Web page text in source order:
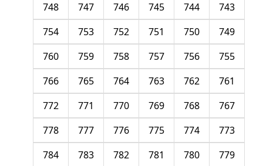
743
744
745
746
747
748
749
750
751
752
753
754
755
756
757
758
759
760
761
762
763
764
765
766
767
768
769
770
771
772
773
774
775
776
777
778
779
780
781
782
783
784